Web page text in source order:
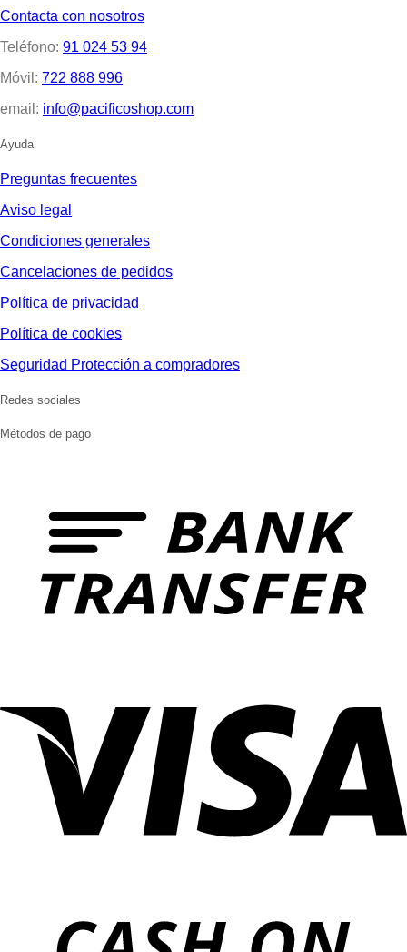
Contacta con nosotros
Teléfono: 91 024 53 94
Móvil: 722 888 996
email: info@pacificoshop.com
Ayuda
Preguntas frecuentes
Aviso legal
Condiciones generales
Cancelaciones de pedidos
Política de privacidad
Política de cookies
Seguridad Protección a compradores
Redes sociales
Métodos de pago